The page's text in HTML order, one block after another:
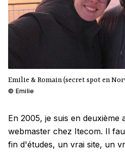
Emilie & Romain (secret spot en
© Emilie
En 2005, je suis en deuxième
webmaster chez Itecom. Il
fin d'études, un vrai site, un